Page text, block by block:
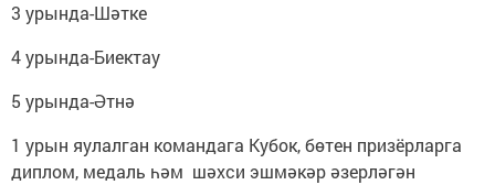
3 урында-Шәтке
4 урында-Биектау
5 урында-Әтнә
1 урын яулалган командага Кубок, бөтен призёрларга
диплом, медаль һәм шәхси эшмәкәр әзерләгән